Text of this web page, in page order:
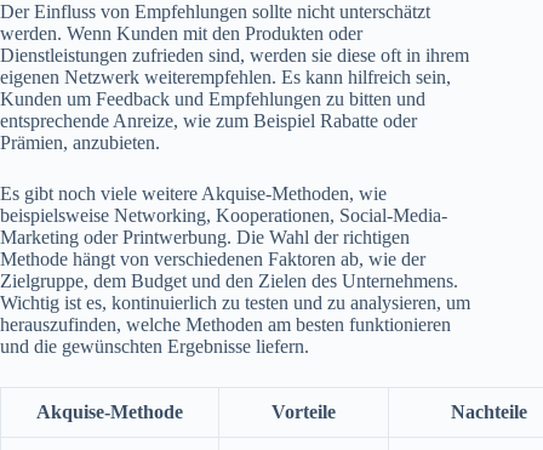
Der Einfluss von Empfehlungen sollte nicht unterschätzt
werden. Wenn Kunden mit den Produkten oder
Dienstleistungen zufrieden sind, werden sie diese oft in ihrem
eigenen Netzwerk weiterempfehlen. Es kann hilfreich sein,
Kunden um Feedback und Empfehlungen zu bitten und
entsprechende Anreize, wie zum Beispiel Rabatte oder
Prämien, anzubieten.
Es gibt noch viele weitere Akquise-Methoden, wie
beispielsweise Networking, Kooperationen, Social-Media-
Marketing oder Printwerbung. Die Wahl der richtigen
Methode hängt von verschiedenen Faktoren ab, wie der
Zielgruppe, dem Budget und den Zielen des Unternehmens.
Wichtig ist es, kontinuierlich zu testen und zu analysieren, um
herauszufinden, welche Methoden am besten funktionieren
und die gewünschten Ergebnisse liefern.
Akquise-Methode Vorteile Nachteile